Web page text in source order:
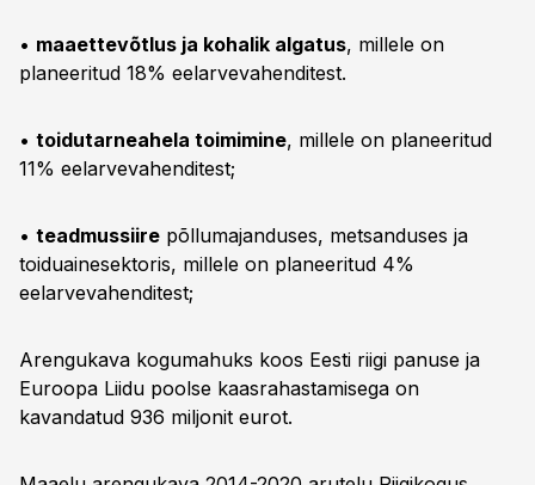
• maaettevõtlus ja kohalik algatus, millele on
planeeritud 18% eelarvevahenditest.
• toidutarneahela toimimine, millele on planeeritud
11% eelarvevahenditest;
• teadmussiire põllumajanduses, metsanduses ja
toiduainesektoris, millele on planeeritud 4%
eelarvevahenditest;
Arengukava kogumahuks koos Eesti riigi panuse ja
Euroopa Liidu poolse kaasrahastamisega on
kavandatud 936 miljonit eurot.